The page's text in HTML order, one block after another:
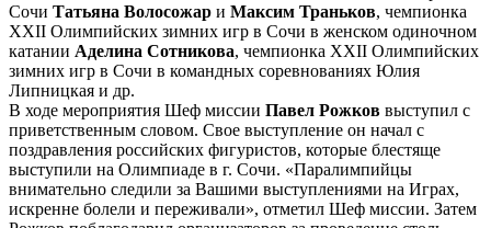
Сочи Татьяна Волосожар и Максим Траньков, чемпионка
XXII Олимпийских зимних игр в Сочи в женском одиночном
катании Аделина Сотникова, чемпионка XXII Олимпийских
зимних игр в Сочи в командных соревнованиях Юлия
Липницкая и др.
В ходе мероприятия Шеф миссии Павел Рожков выступил с
приветственным словом. Свое выступление он начал с
поздравления российских фигуристов, которые блестяще
выступили на Олимпиаде в г. Сочи. «Паралимпийцы
внимательно следили за Вашими выступлениями на Играх,
искренне болели и переживали», отметил Шеф миссии. Затем